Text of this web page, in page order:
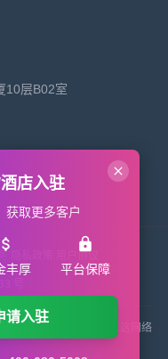
10层B02室
用户协议
版权所有 山西来这网络
店入驻
获取更多客户
丰厚 平台保障
请入驻